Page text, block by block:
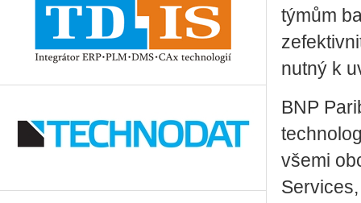
týmům
nutný k
BNP
všemi